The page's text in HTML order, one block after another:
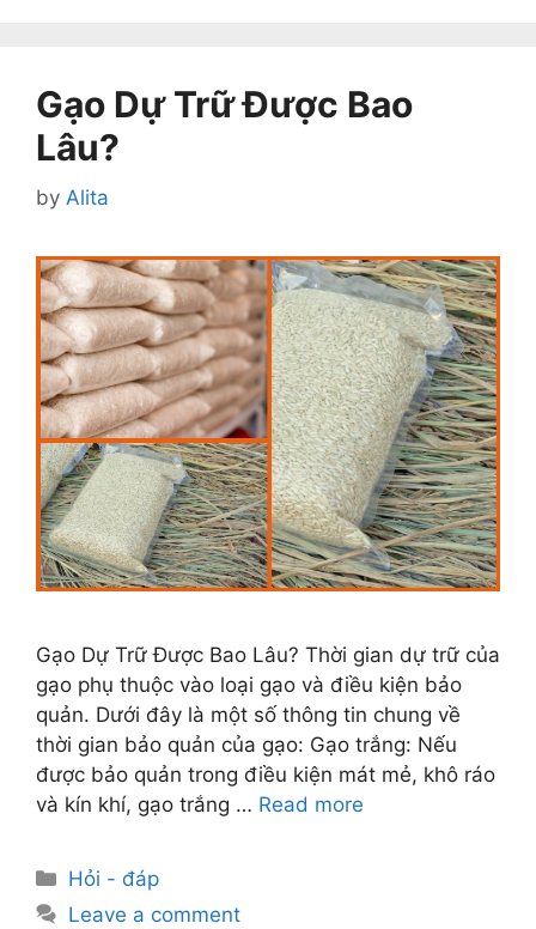
Gạo Dự Trữ Được Bao
Lâu?
by Alita
Gạo Dự Trữ Được Bao Lâu? Thời gian dự trữ của
gạo phụ thuộc vào loại gạo và điều kiện bảo
quản. Dưới đây là một số thông tin chung về
thời gian bảo quản của gạo: Gạo trắng: Nếu
được bảo quản trong điều kiện mát mẻ, khô ráo
và kín khí, gạo trắng … Read more
Categories
Hỏi - đáp
Leave a comment